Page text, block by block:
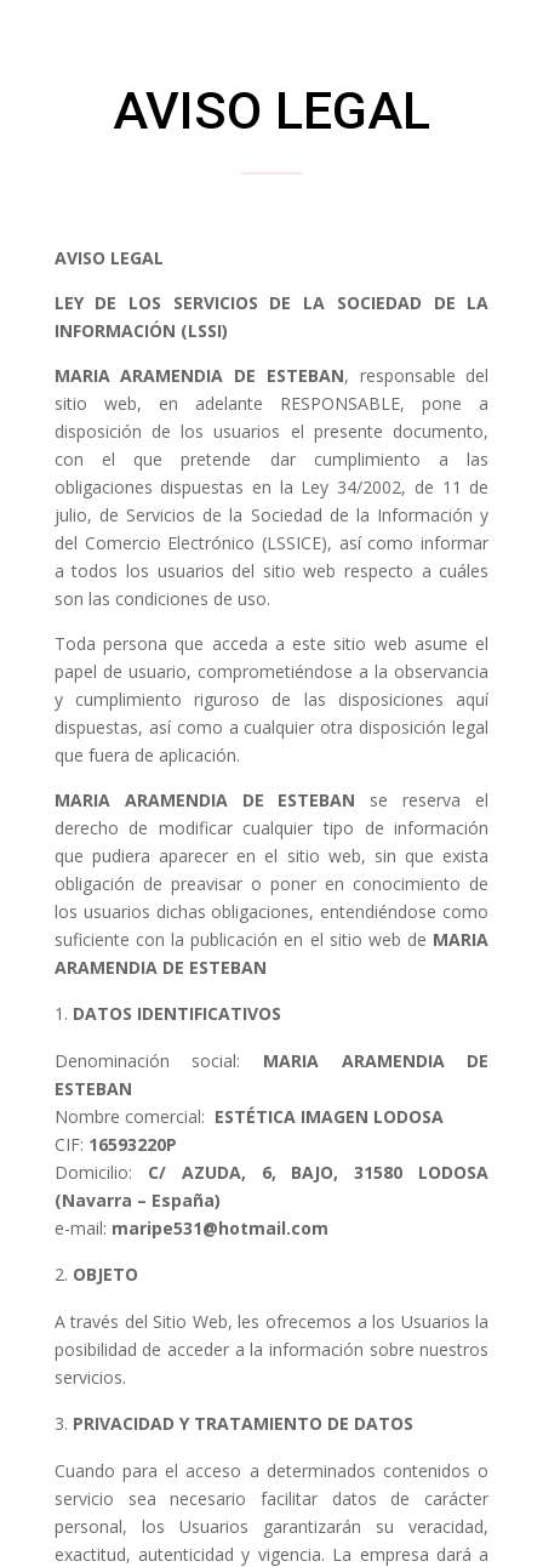
AVISO LEGAL
AVISO LEGAL
LEY DE LOS SERVICIOS DE LA SOCIEDAD DE LA
INFORMACIÓN (LSSI)
MARIA ARAMENDIA DE ESTEBAN, responsable del
sitio web, en adelante RESPONSABLE, pone a
disposición de los usuarios el presente documento,
con el que pretende dar cumplimiento a las
obligaciones dispuestas en la Ley 34/2002, de 11 de
julio, de Servicios de la Sociedad de la Información y
del Comercio Electrónico (LSSICE), así como informar
a todos los usuarios del sitio web respecto a cuáles
son las condiciones de uso.
Toda persona que acceda a este sitio web asume el
papel de usuario, comprometiéndose a la observancia
y cumplimiento riguroso de las disposiciones aquí
dispuestas, así como a cualquier otra disposición legal
que fuera de aplicación.
MARIA ARAMENDIA DE ESTEBAN se reserva el
derecho de modificar cualquier tipo de información
que pudiera aparecer en el sitio web, sin que exista
obligación de preavisar o poner en conocimiento de
los usuarios dichas obligaciones, entendiéndose como
suficiente con la publicación en el sitio web de MARIA
ARAMENDIA DE ESTEBAN
DATOS IDENTIFICATIVOS
Denominación social: MARIA ARAMENDIA DE
ESTEBAN
Nombre comercial: ESTÉTICA IMAGEN LODOSA
CIF: 16593220P
Domicilio: C/ AZUDA, 6, BAJO, 31580 LODOSA
(Navarra – España)
e-mail: maripe531@hotmail.com
OBJETO
A través del Sitio Web, les ofrecemos a los Usuarios la
posibilidad de acceder a la información sobre nuestros
servicios.
PRIVACIDAD Y TRATAMIENTO DE DATOS
Cuando para el acceso a determinados contenidos o
servicio sea necesario facilitar datos de carácter
personal, los Usuarios garantizarán su veracidad,
exactitud, autenticidad y vigencia. La empresa dará a